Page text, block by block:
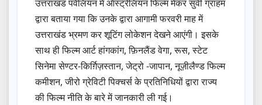
उत्तराखंड पवेलियन में ऑस्ट्रेलियन फिल्म मेकर सुवीं ग्राहम
द्वारा बताया गया कि उनके द्वारा आगामी फरवरी माह में
उत्तराखंड भ्रमण कर शूटिंग लोकेशन देखने आएंगी। इसके
साथ ही फिल्म आर्ट हांगकांग, फ़िनलैंड वेगा, रूस, स्टेट
सिनेमा सेण्टर-किर्ग़िज़स्तान, जेट्रो -जापान, नूज़ीलैण्ड फिल्म
कमीशन, जीरो ग्रेविटी पिक्चर्स के प्रतिनिधियों द्वारा राज्य
की फिल्म नीति के बारे में जानकारी ली गई।